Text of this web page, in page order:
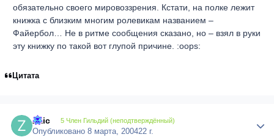
обязательно своего мировоззрения. Кстати, на полке лежит
книжка с близким многим ролевикам названием –
Файербол… Не в ритме сообщения сказано, но – взял в руки
эту книжку по такой вот глупой причине. :oops:
Цитата
Zaic 5 Член Гильдий (неподтверждённый)
Опубликовано8 марта, 200422 г.